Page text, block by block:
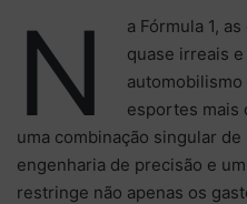
N
a Fórmula 1,
quase irreais
esportes mais
uma combinação singular
engenharia de precisão e
restringe não apenas os